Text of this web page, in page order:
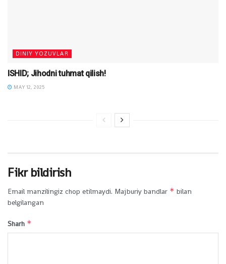
DINIY YOZUVLAR
ISHID; Jihodni tuhmat qilish!
MAY 12, 2025
Fikr bildirish
Email manzilingiz chop etilmaydi. Majburiy bandlar * bilan
belgilangan
Sharh *